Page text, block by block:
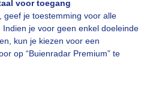
voor toegang
geef je toestemming voor alle
je voor geen enkel doeleinde
kun je kiezen voor een
op “Buienradar Premium” te